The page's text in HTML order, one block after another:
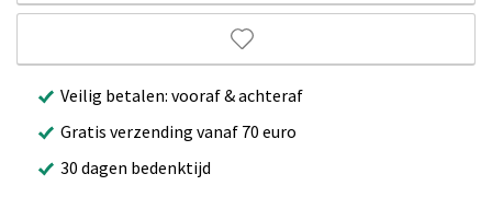
Veilig betalen: vooraf & achteraf
Gratis verzending vanaf 70 euro
30 dagen bedenktijd